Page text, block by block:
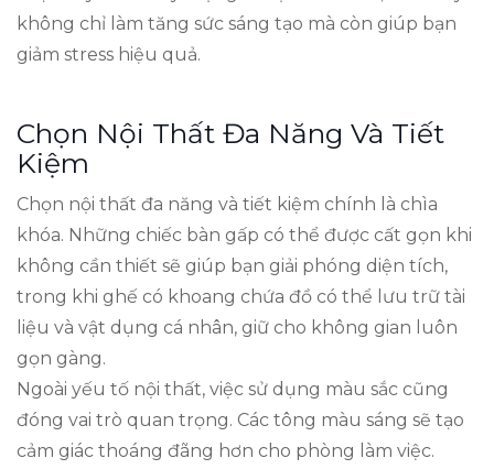
không chỉ làm tăng sức sáng tạo mà còn giúp bạn
giảm stress hiệu quả.
Chọn Nội Thất Đa Năng Và Tiết
Kiệm
Chọn nội thất đa năng và tiết kiệm chính là chìa
khóa. Những chiếc bàn gấp có thể được cất gọn khi
không cần thiết sẽ giúp bạn giải phóng diện tích,
trong khi ghế có khoang chứa đồ có thể lưu trữ tài
liệu và vật dụng cá nhân, giữ cho không gian luôn
gọn gàng.
Ngoài yếu tố nội thất, việc sử dụng màu sắc cũng
đóng vai trò quan trọng. Các tông màu sáng sẽ tạo
cảm giác thoáng đãng hơn cho phòng làm việc.